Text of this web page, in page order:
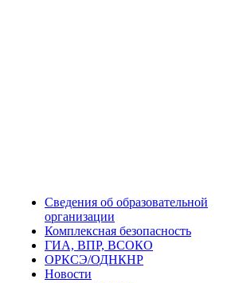
Сведения об образовательной
организации
Комплексная безопасность
ГИА, ВПР, ВСОКО
ОРКСЭ/ОДНКНР
Новости